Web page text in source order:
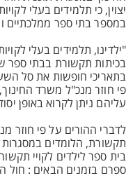
יצוין, כי תלמידים בעלי
במספר בתי ספר ממלכתיים
"ילדינו, תלמידים בעלי
בכיתות תקשורת בבתי ספר
בתאריכי חופשות את סל
פי חוזר מנכ"ל משרד החינוך,
עליהם ניתן לקרוא באופן
לדברי ההורים על פי חוזר
תקשורת, הלומדים
בית ספר לילדים לקויי
ספרם בזמנים הבאים : חול